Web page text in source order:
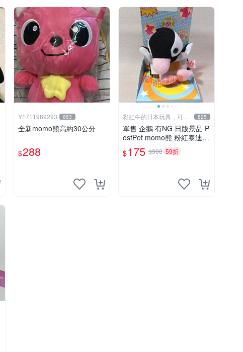
Y1711989293 883
全新momo熊高約30公分
$288
彩虹牛的日本玩具，可7
取付
825
單售 企鵝 有NG 日版景品 P
ostPet momo熊 粉紅泰迪熊
娃娃 布偶 手指頭 娃娃
$175 $300 59折